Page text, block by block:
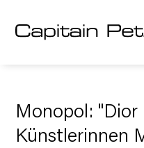
Monopol: "Dior
Künstlerinnen